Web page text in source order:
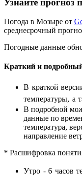
Узнайте прогноз
Погода в Мозыре от
среднесрочный
Погодные данные
Краткий и
В краткой
температуры, а
В подробной
данные по
температура,
направление
* Расшифровка
Утро - 6 часов